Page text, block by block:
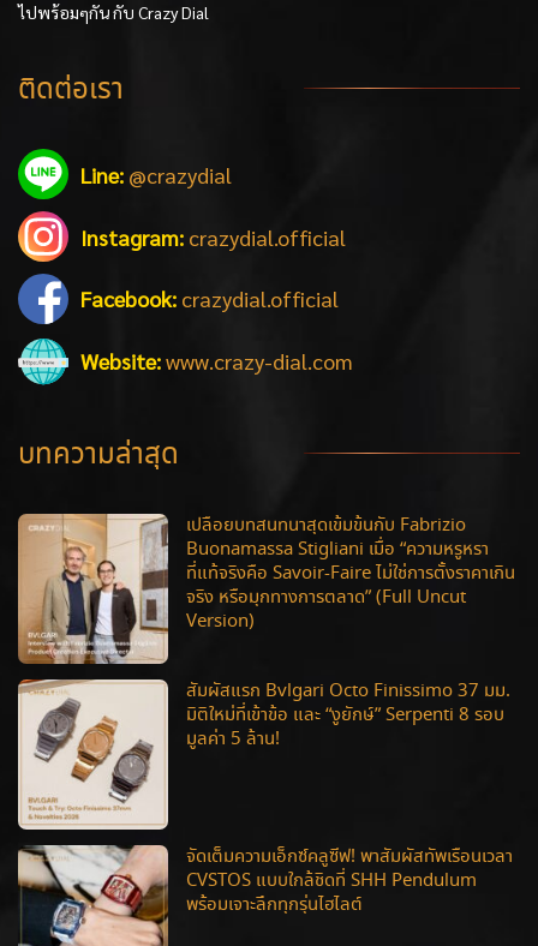
ไปพร้อมๆกัน กับ Crazy Dial
ติดต่อเรา
Line: @crazydial
Instagram: crazydial.official
Facebook: crazydial.official
Website:www.crazy-dial.com
บทความล่าสุด
เปลือยบทสนทนาสุดเข้มข้นกับ Fabrizio
Buonamassa Stigliani เมื่อ “ความหรูหรา
ที่แท้จริงคือ Savoir-Faire ไม่ใช่การตั้งราคาเกิน
จริง หรือมุกทางการตลาด” (Full Uncut
Version)
สัมผัสแรก Bvlgari Octo Finissimo 37 มม.
มิติใหม่ที่เข้าข้อ และ “งูยักษ์” Serpenti 8 รอบ
มูลค่า 5 ล้าน!
จัดเต็มความเอ็กซ์คลูซีฟ! พาสัมผัสทัพเรือนเวลา
CVSTOS แบบใกล้ชิดที่ SHH Pendulum
พร้อมเจาะลึกทุกรุ่นไฮไลต์